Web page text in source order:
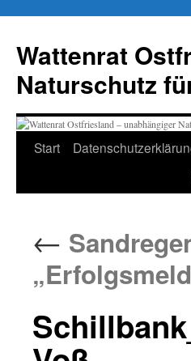
springen
Wattenrat
Naturschutz
Start
←